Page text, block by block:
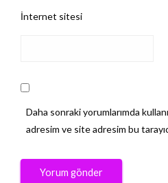
İnternet sitesi
Daha sonraki yorumlarımda
adresim ve site adresim bu